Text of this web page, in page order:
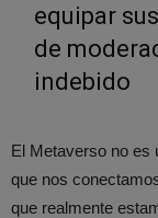
equipar
de
indebido
El Metaverso no es
que nos
que realmente